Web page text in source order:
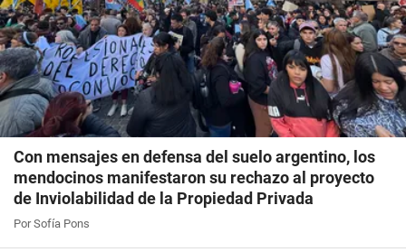
Con mensajes en defensa del suelo argentino, los
mendocinos manifestaron su rechazo al proyecto
de Inviolabilidad de la Propiedad Privada
Por Sofía Pons